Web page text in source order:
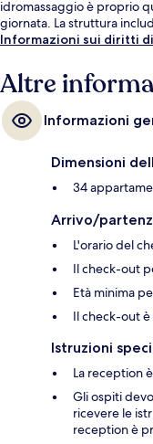
idromassaggio è proprio
giornata. La struttura
Informazioni sui diritti
Altre
Informazioni
Dimensioni
34
Arrivo/
L'orario del
Il check-out
Età minima
Il check-out
Istruzioni
La reception
Gli ospiti
ricevere le
reception è